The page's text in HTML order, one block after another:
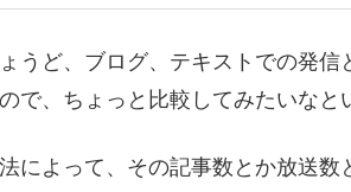
うど、ブログ、テキストでの発
で、ちょっと比較してみたいなと
によって、その記事数とか放送